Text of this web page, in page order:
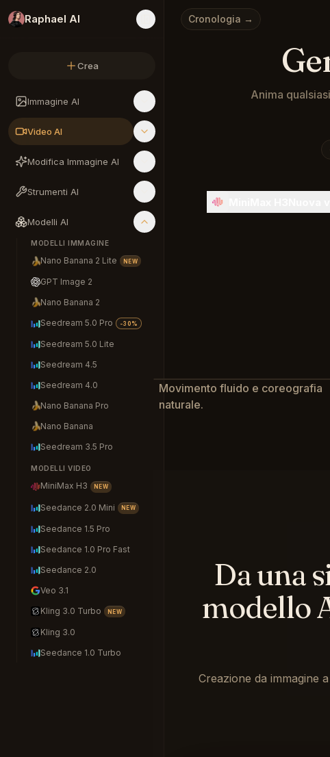
Raphael AI
Crea
Immagine AI
Video AI
Modifica Immagine AI
Strumenti AI
Modelli AI
MODELLI IMMAGINE
🍌Nano Banana 2 Lite NEW
GPT Image 2
🍌Nano Banana 2
Seedream 5.0 Pro
-30%
Seedream 5.0 Lite
Seedream 4.5
Seedream 4.0
🍌Nano Banana Pro
🍌Nano Banana
Seedream 3.5 Pro
MODELLI VIDEO
MiniMax H3 NEW
Seedance 2.0 Mini NEW
Seedance 1.5 Pro
Seedance 1.0 Pro Fast
Seedance 2.0
Veo 3.1
Kling 3.0 Turbo
NEW
Kling 3.0
Seedance 1.0 Turbo
Cronologia →
Anima
Movimento fluido e coreografia
naturale.
Da una
modello
Creazione da immagine